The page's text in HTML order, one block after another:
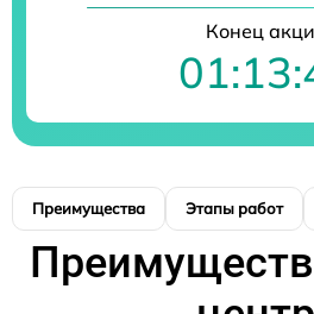
Конец
Преимущества Этапы работ